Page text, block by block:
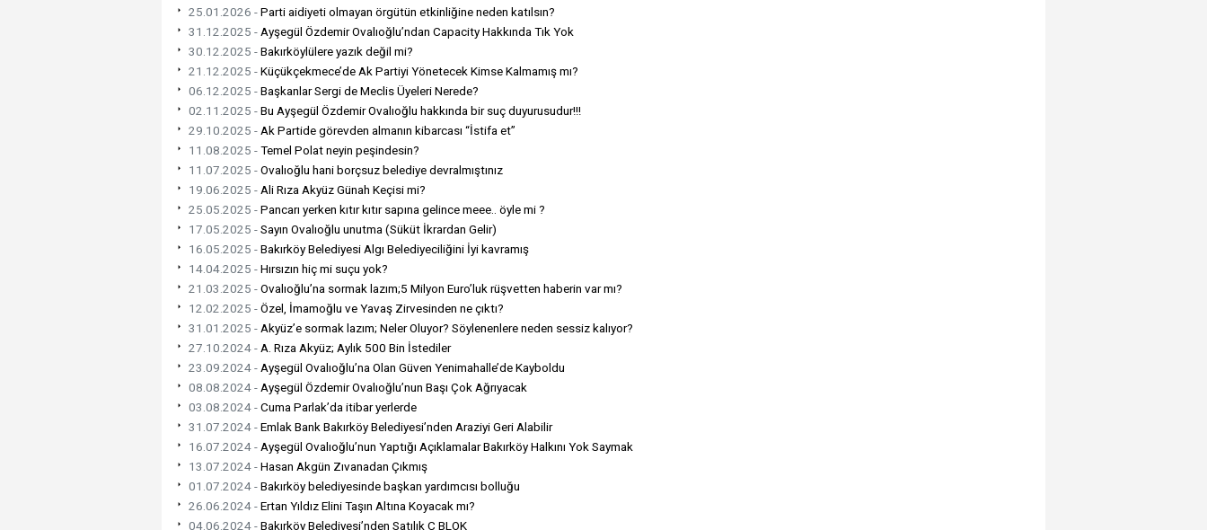
25.01.2026 -Parti aidiyeti olmayan örgütün etkinliğine neden katılsın?
31.12.2025 - Ayşegül Özdemir Ovalıoğlu’ndan Capacity Hakkında Tık Yok
30.12.2025 -Bakırköylülere yazık değil mi?
21.12.2025 -Küçükçekmece’de Ak Partiyi Yönetecek Kimse Kalmamış mı?
06.12.2025 -Başkanlar Sergi de Meclis Üyeleri Nerede?
02.11.2025 -Bu Ayşegül Özdemir Ovalıoğlu hakkında bir suç duyurusudur!!!
29.10.2025 - Ak Partide görevden almanın kibarcası “İstifa et”
11.08.2025 -Temel Polat neyin peşindesin?
11.07.2025 -Ovalıoğlu hani borçsuz belediye devralmıştınız
19.06.2025 - Ali Rıza Akyüz Günah Keçisi mi?
25.05.2025 -Pancarı yerken kıtır kıtır sapına gelince meee.. öyle mi ?
17.05.2025 -Sayın Ovalıoğlu unutma (Süküt İkrardan Gelir)
16.05.2025 -Bakırköy Belediyesi Algı Belediyeciliğini İyi kavramış
14.04.2025 -Hırsızın hiç mi suçu yok?
21.03.2025 -Ovalıoğlu’na sormak lazım;5 Milyon Euro’luk rüşvetten haberin var mı?
12.02.2025 -Özel, İmamoğlu ve Yavaş Zirvesinden ne çıktı?
31.01.2025 - Akyüz’e sormak lazım; Neler Oluyor? Söylenenlere neden sessiz kalıyor?
27.10.2024 - A. Rıza Akyüz; Aylık 500 Bin İstediler
23.09.2024 - Ayşegül Ovalıoğlu’na Olan Güven Yenimahalle’de Kayboldu
08.08.2024 - Ayşegül Özdemir Ovalıoğlu’nun Başı Çok Ağrıyacak
03.08.2024 -Cuma Parlak’da itibar yerlerde
31.07.2024 -Emlak Bank Bakırköy Belediyesi’nden Araziyi Geri Alabilir
16.07.2024 - Ayşegül Ovalıoğlu’nun Yaptığı Açıklamalar Bakırköy Halkını Yok Saymak
13.07.2024 -Hasan Akgün Zıvanadan Çıkmış
01.07.2024 -Bakırköy belediyesinde başkan yardımcısı bolluğu
26.06.2024 -Ertan Yıldız Elini Taşın Altına Koyacak mı?
04.06.2024 -Bakırköy Belediyesi’nden Satılık C BLOK